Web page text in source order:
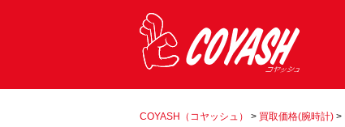
COYASH（コヤッシュ） > 買取価格(腕時計) >